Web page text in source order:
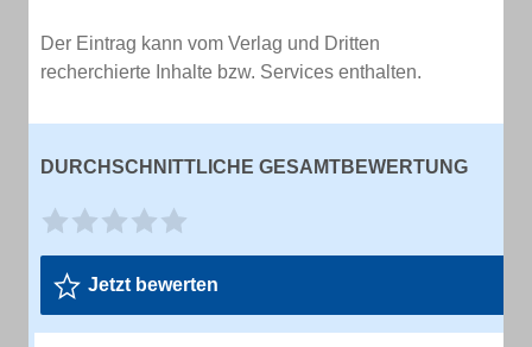
Der Eintrag kann vom Verlag und Dritten
recherchierte Inhalte bzw. Services enthalten.
DURCHSCHNITTLICHE GESAMTBEWERTUNG
Jetzt bewerten